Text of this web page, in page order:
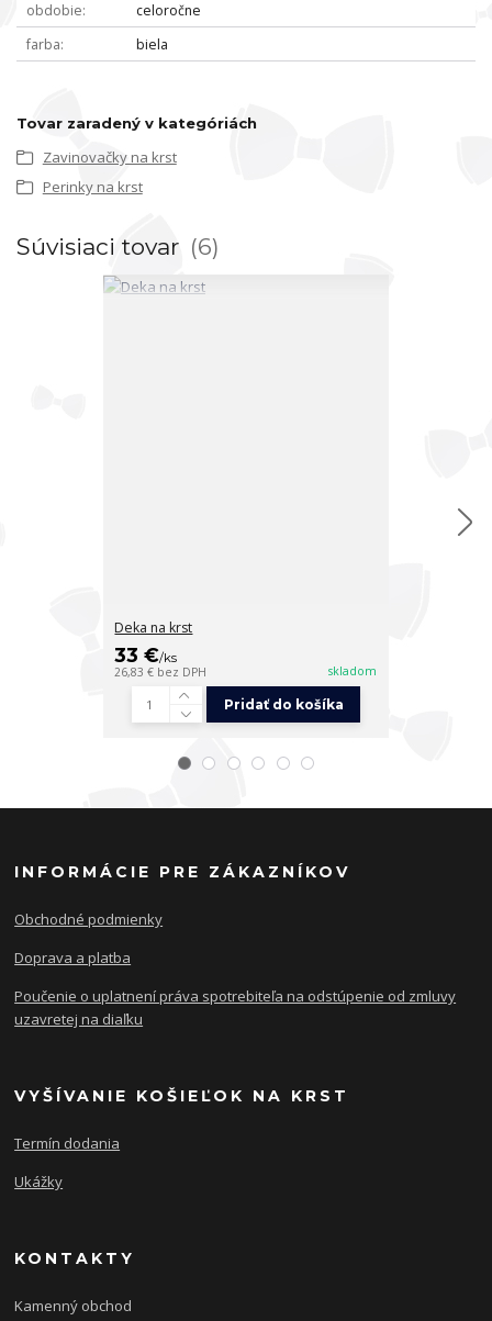
obdobie
celoročne
farba
biela
Tovar zaradený v kategóriách
Zavinovačky na krst
Perinky na krst
Súvisiaci tovar 6
Deka na krst
33 €/ks
26,83 € bez DPH skladom
Pridať do košíka
INFORMÁCIE PRE ZÁKAZNÍKOV
Obchodné podmienky
Doprava a platba
Poučenie o uplatnení práva spotrebiteľa na odstúpenie od zmluvy
uzavretej na diaľku
VYŠÍVANIE KOŠIEĽOK NA KRST
Termín dodania
Ukážky
KONTAKTY
Kamenný obchod